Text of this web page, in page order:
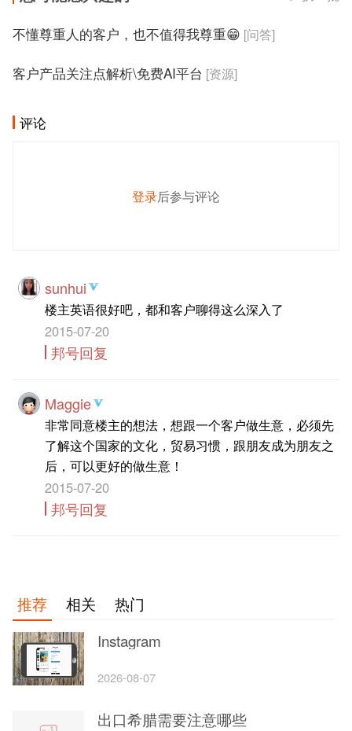
不懂尊重人的客户，也不值得我尊重😁 [问答]
客户产品关注点解析\免费AI平台 [资源]
评论
登录后参与评论
sunhui
楼主英语很好吧，都和客户聊得这么深入了
2015-07-20
邦号回复
Maggie
非常同意楼主的想法，想跟一个客户做生意，必须先
了解这个国家的文化，贸易习惯，跟朋友成为朋友之
后，可以更好的做生意！
2015-07-20
邦号回复
推荐 相关
热门
Instagram
2026-08-07
出口希腊需要注意哪些